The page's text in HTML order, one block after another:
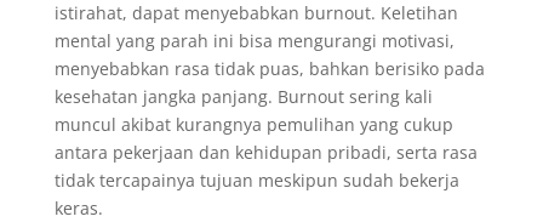
istirahat, dapat menyebabkan burnout. Keletihan
mental yang parah ini bisa mengurangi motivasi,
menyebabkan rasa tidak puas, bahkan berisiko pada
kesehatan jangka panjang. Burnout sering kali
muncul akibat kurangnya pemulihan yang cukup
antara pekerjaan dan kehidupan pribadi, serta rasa
tidak tercapainya tujuan meskipun sudah bekerja
keras.